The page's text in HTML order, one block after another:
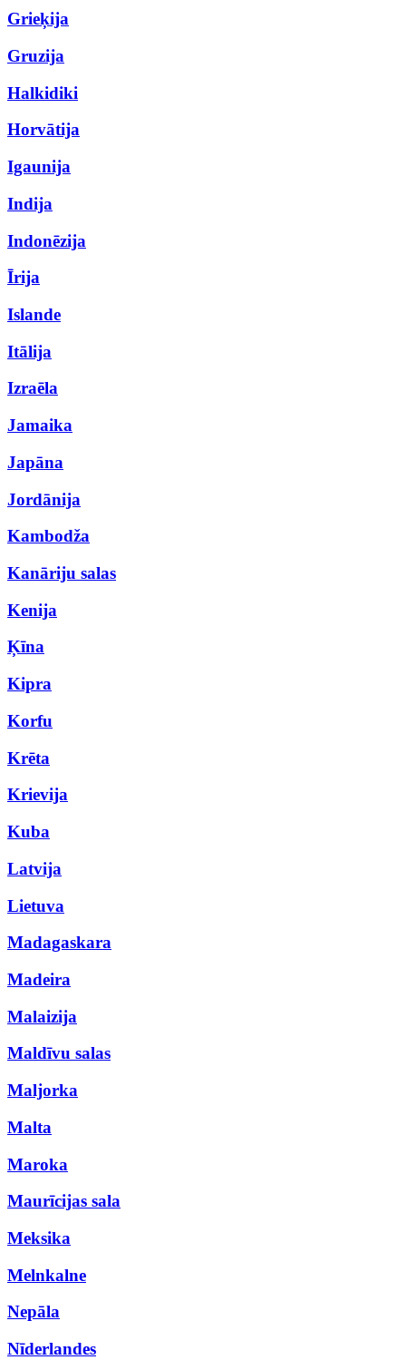
Grieķija
Gruzija
Halkidiki
Horvātija
Igaunija
Indija
Indonēzija
Īrija
Islande
Itālija
Izraēla
Jamaika
Japāna
Jordānija
Kambodža
Kanāriju salas
Kenija
Ķīna
Kipra
Korfu
Krēta
Krievija
Kuba
Latvija
Lietuva
Madagaskara
Madeira
Malaizija
Maldīvu salas
Maljorka
Malta
Maroka
Maurīcijas sala
Meksika
Melnkalne
Nepāla
Nīderlandes